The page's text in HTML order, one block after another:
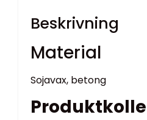
Beskrivning
Material
Sojavax, betong